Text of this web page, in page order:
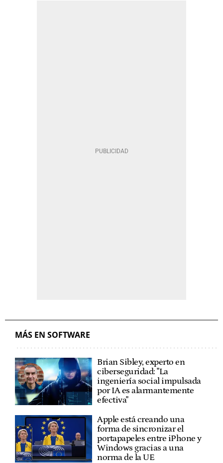
MÁS EN SOFTWARE
Brian Sibley, experto en
ciberseguridad: "La
ingeniería social impulsada
por IA es alarmantemente
efectiva"
Apple está creando una
forma de sincronizar el
portapapeles entre iPhone y
Windows gracias a una
norma de la UE